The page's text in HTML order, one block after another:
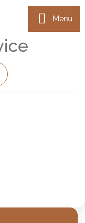
Menu
+420 724 620 071